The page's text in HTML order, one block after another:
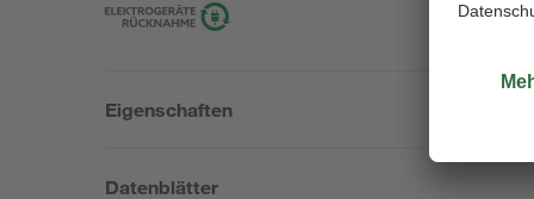
Eigenschaften
Datenblätter